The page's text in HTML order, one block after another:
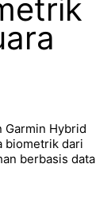
Garmin Hybrid
biometrik dari
berbasis data